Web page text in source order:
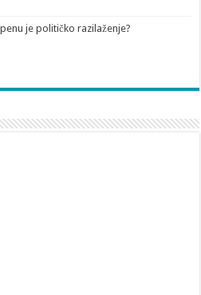
je političko razilaženje?